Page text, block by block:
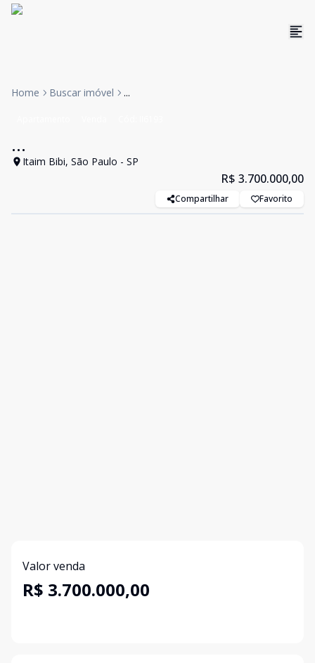
Home Buscar imóvel ...
...
Itaim Bibi, São Paulo - SP
R$ 3.700.000,00
Compartilhar Favorito
Valor venda
R$ 3.700.000,00